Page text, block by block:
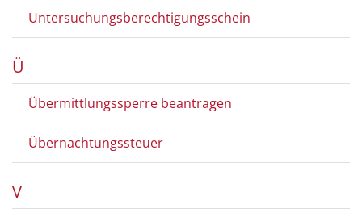
Untersuchungsberechtigungsschein
Ü
Übermittlungssperre beantragen
Übernachtungssteuer
V